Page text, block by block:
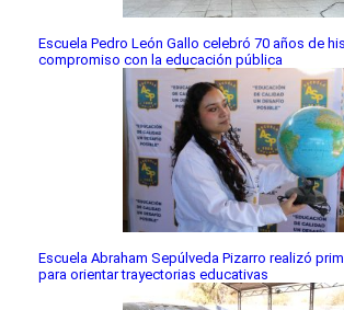
Escuela Pedro León Gallo celebró 70 años de
compromiso con la educación pública
Escuela Abraham Sepúlveda Pizarro realizó
para orientar trayectorias educativas